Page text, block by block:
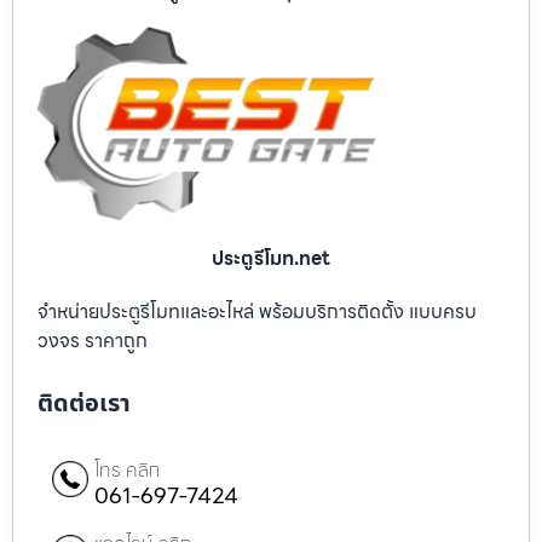
ประตูรีโมท.net
จำหน่ายประตูรีโมทและอะไหล่ พร้อมบริการติดตั้ง แบบครบ
วงจร ราคาถูก
ติดต่อเรา
โทร คลิก
061-697-7424